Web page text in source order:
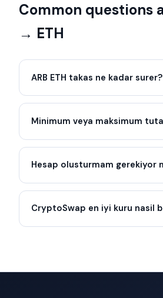
Common questions
→ ETH
ARB ETH takas ne kadar surer?
Minimum veya maksimum
Hesap olusturmam gerekiyor
CryptoSwap en iyi kuru nasil